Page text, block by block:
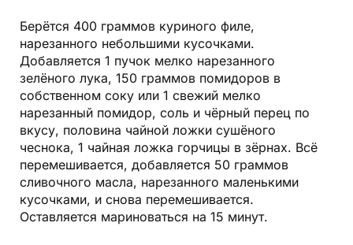
Берётся 400 граммов куриного филе,
нарезанного небольшими кусочками.
Добавляется 1 пучок мелко нарезанного
зелёного лука, 150 граммов помидоров в
собственном соку или 1 свежий мелко
нарезанный помидор, соль и чёрный перец по
вкусу, половина чайной ложки сушёного
чеснока, 1 чайная ложка горчицы в зёрнах. Всё
перемешивается, добавляется 50 граммов
сливочного масла, нарезанного маленькими
кусочками, и снова перемешивается.
Оставляется мариноваться на 15 минут.